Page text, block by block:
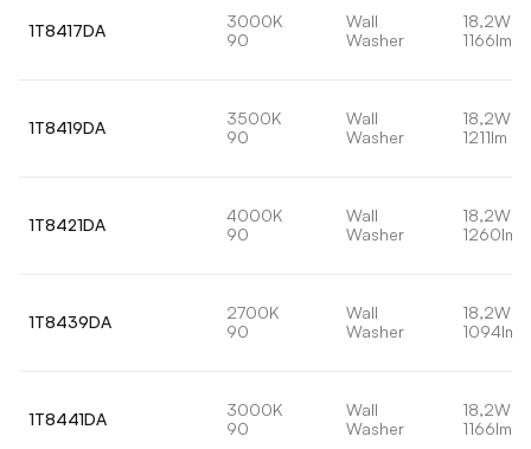
1T8417DA
3000K
90
Wall
Washer
18,2W
1166lm
1T8419DA
3500K
90
Wall
Washer
18,2W
1211lm
1T8421DA
4000K
90
Wall
Washer
18,2W
1260lm
1T8439DA
2700K
90
Wall
Washer
18,2W
1094lm
1T8441DA
3000K
90
Wall
Washer
18,2W
1166lm